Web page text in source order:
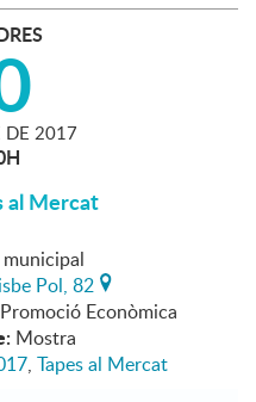
DE 2017
al Mercat
Pol, 82
Econòmica
Mostra
, Tapes al Mercat